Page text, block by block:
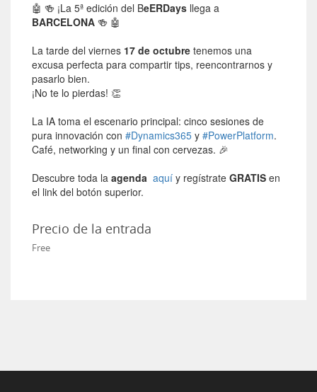
🤖 🍻 ¡La 5ª edición del BeERDays llega a
BARCELONA 🍻 🤖
La tarde del viernes 17 de octubre tenemos una
excusa perfecta para compartir tips, reencontrarnos y
pasarlo bien.
¡No te lo pierdas! 👏
La IA toma el escenario principal: cinco sesiones de
pura innovación con #Dynamics365 y #PowerPlatform.
Café, networking y un final con cervezas. 🎉
Descubre toda la agenda aquí y regístrate GRATIS en
el link del botón superior.
Precio de la entrada
Free